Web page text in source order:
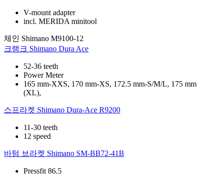
V-mount adapter
incl. MERIDA minitool
체인 Shimano M9100-12
크랭크 Shimano Dura Ace
52-36 teeth
Power Meter
165 mm-XXS, 170 mm-XS, 172.5 mm-S/M/L, 175 mm
(XL),
스프라켓 Shimano Dura-Ace R9200
11-30 teeth
12 speed
바텀 브라켓 Shimano SM-BB72-41B
Pressfit 86.5